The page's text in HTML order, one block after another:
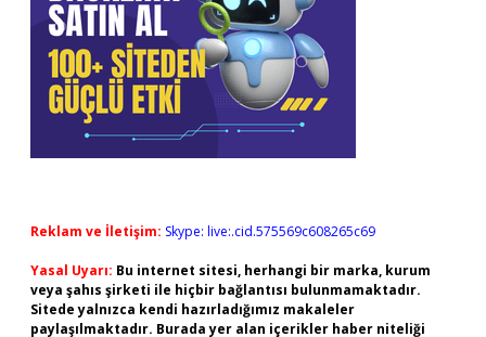
Reklam ve İletişim: Skype: live:.cid.575569c608265c69
Yasal Uyarı: Bu internet sitesi, herhangi bir marka, kurum
veya şahıs şirketi ile hiçbir bağlantısı bulunmamaktadır.
Sitede yalnızca kendi hazırladığımız makaleler
paylaşılmaktadır. Burada yer alan içerikler haber niteliği